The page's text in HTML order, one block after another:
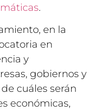
.
en la
en
y
gobiernos y
cuáles serán
económicas,